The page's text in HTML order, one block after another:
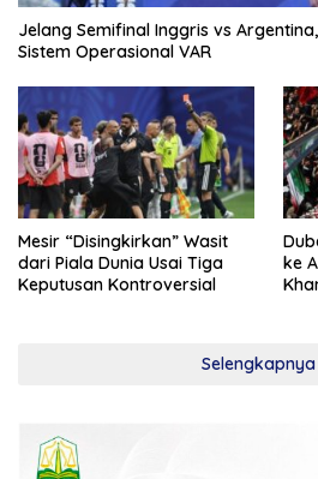
Jelang Semifinal Inggris vs
Sistem Operasional VAR
Mesir “Disingkirkan” Wasit
dari Piala Dunia Usai Tiga
Keputusan Kontroversial
ke
Selengkapnya